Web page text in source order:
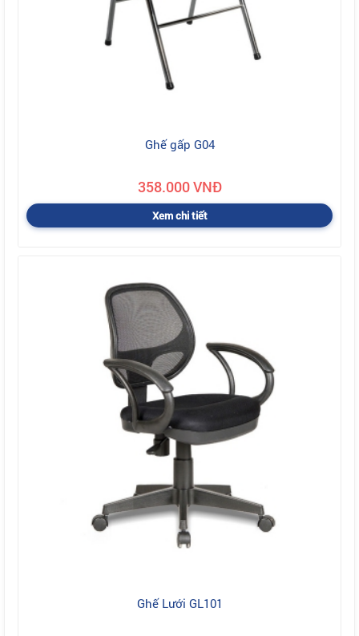
Ghế gấp G04
358.000 VNĐ
Xem chi tiết
Ghế Lưới GL101